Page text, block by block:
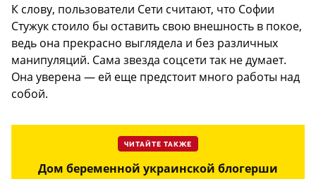
К слову, пользователи Сети считают, что Софии
Стужук стоило бы оставить свою внешность в покое,
ведь она прекрасно выглядела и без различных
манипуляций. Сама звезда соцсети так не думает.
Она уверена — ей еще предстоит много работы над
собой.
ЧИТАЙТЕ ТАКЖЕ
Дом беременной украинской блогерши